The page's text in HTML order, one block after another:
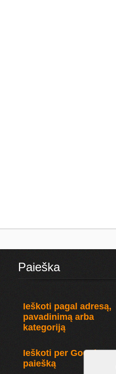
Paieška
Ieškoti pagal adresą,
pavadinimą arba
kategoriją
Ieškoti per Google
paiešką